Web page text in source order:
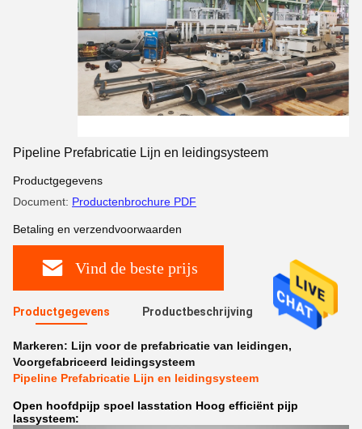
Pipeline Prefabricatie Lijn en leidingsysteem
Productgegevens
Document: Productenbrochure PDF
Betaling en verzendvoorwaarden
Vind de beste prijs
Productgegevens Productbeschrijving
Markeren: Lijn voor de prefabricatie van leidingen,
Voorgefabriceerd leidingsysteem
Pipeline Prefabricatie Lijn en leidingsysteem
Open hoofdpijp spoel lasstation Hoog efficiënt pijp
lassysteem: